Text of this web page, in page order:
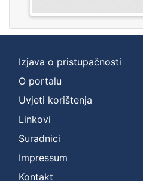
Izjava o pristupačnosti
O portalu
Uvjeti korištenja
Linkovi
Suradnici
Impressum
Kontakt